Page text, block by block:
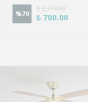
%70
₺ 2,370.00
₺ 700.00